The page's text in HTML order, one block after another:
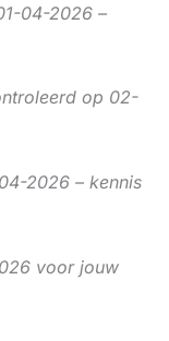
04-2026 –
op 02-
2026 – kennis
voor jouw